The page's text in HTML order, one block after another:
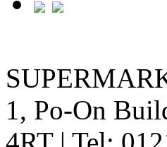
1, Po-On